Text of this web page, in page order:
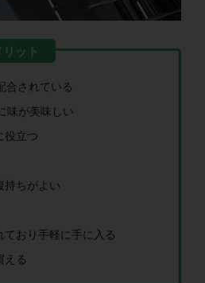
合されている
味が美味しい
役立つ
持ちがよい
ており手軽に手に入る
える